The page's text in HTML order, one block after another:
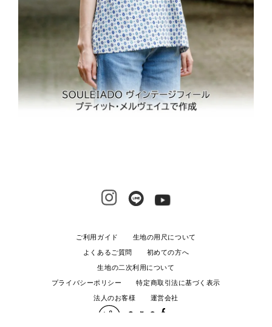
ご利用ガイド 生地の用尺について
よくあるご質問 初めての方へ
生地の二次利用について
プライバシーポリシー 特定商取引法に基づく表示
法人のお客様 運営会社